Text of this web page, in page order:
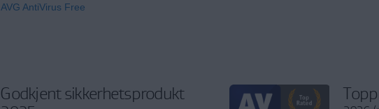
AVG AntiVirus Free
Godkjent sikkerhetsprodukt